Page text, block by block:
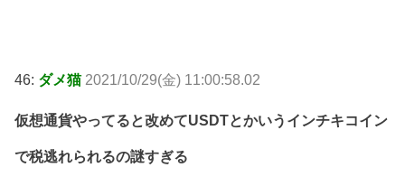
46: ダメ猫 2021/10/29(金) 11:00:58.02
仮想通貨やってると改めてUSDTとかいうインチキコイン
で税逃れられるの謎すぎる